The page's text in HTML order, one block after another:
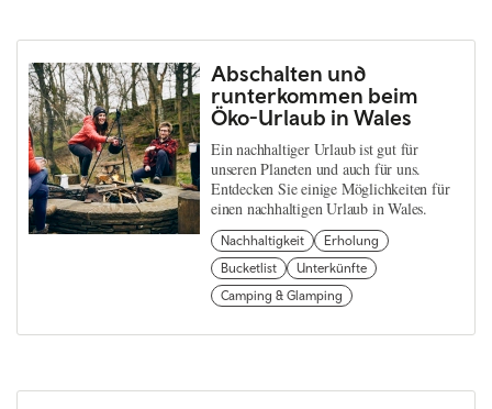
Abschalten und
runterkommen beim
Öko-Urlaub in Wales
Ein nachhaltiger Urlaub ist gut für
unseren Planeten und auch für uns.
Entdecken Sie einige Möglichkeiten für
einen nachhaltigen Urlaub in Wales.
Nachhaltigkeit
Erholung
Bucketlist
Unterkünfte
Camping & Glamping